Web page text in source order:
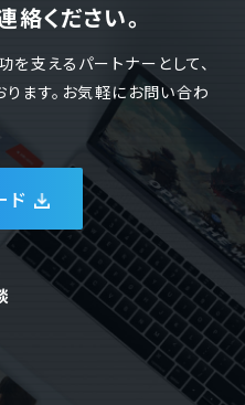
絡ください。
支えるパートナーとして、
ます。お気軽にお問い合わ
ド